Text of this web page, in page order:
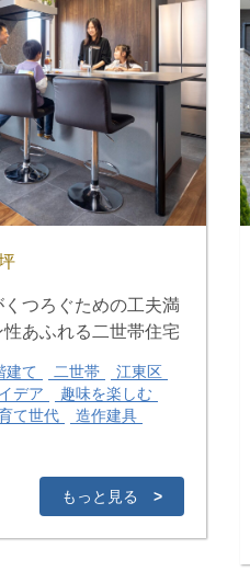
つろぐための工夫満
あふれる二世帯住宅
建て 二世帯
江東区
デア
趣味を楽しむ
て世代
造作建具
もっと見る >